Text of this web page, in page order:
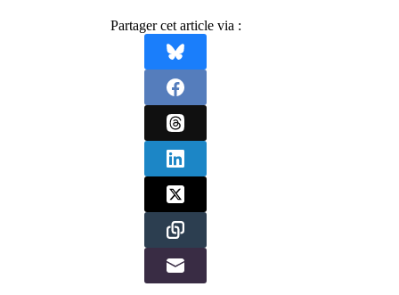
Partager cet article via :